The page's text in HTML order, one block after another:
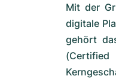
Mit der
digitale
gehört